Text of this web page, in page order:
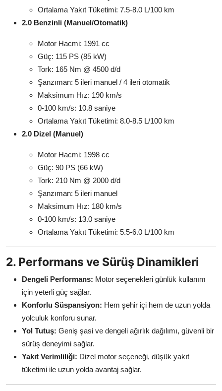
Ortalama Yakıt Tüketimi: 7.5-8.0 L/100 km
2.0 Benzinli (Manuel/Otomatik)
Motor Hacmi: 1991 cc
Güç: 115 PS (85 kW)
Tork: 165 Nm @ 4500 d/d
Şanzıman: 5 ileri manuel / 4 ileri otomatik
Maksimum Hız: 190 km/s
0-100 km/s: 10.8 saniye
Ortalama Yakıt Tüketimi: 8.0-8.5 L/100 km
2.0 Dizel (Manuel)
Motor Hacmi: 1998 cc
Güç: 90 PS (66 kW)
Tork: 210 Nm @ 2000 d/d
Şanzıman: 5 ileri manuel
Maksimum Hız: 180 km/s
0-100 km/s: 13.0 saniye
Ortalama Yakıt Tüketimi: 5.5-6.0 L/100 km
2. Performans ve Sürüş Dinamikleri
Dengeli Performans: Motor seçenekleri günlük kullanım
için yeterli güç sağlar.
Konforlu Süspansiyon: Hem şehir içi hem de uzun yolda
yolculuk konforu sunar.
Yol Tutuş: Geniş şasi ve dengeli ağırlık dağılımı, güvenli bir
sürüş deneyimi sağlar.
Yakıt Verimliliği: Dizel motor seçeneği, düşük yakıt
tüketimi ile uzun yolda avantaj sağlar.